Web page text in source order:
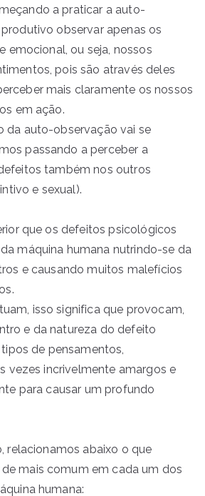
a praticar a auto-
observar apenas os
emocional, ou seja, nossos
pois são através deles
mais claramente os nossos
em ação.
da auto-observação vai se
passando a perceber a
também nos outros
e sexual).
que os defeitos psicológicos
máquina humana nutrindo-se da
e causando muitos malefícios
isso significa que provocam,
e da natureza do defeito
de pensamentos,
vezes incrivelmente amargos e
para causar um profundo
relacionamos abaixo o que
mais comum em cada um dos
humana: